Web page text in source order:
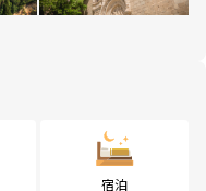
宿泊